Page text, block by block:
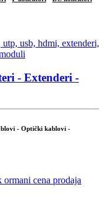
- Extenderi -
- Optički kablovi -